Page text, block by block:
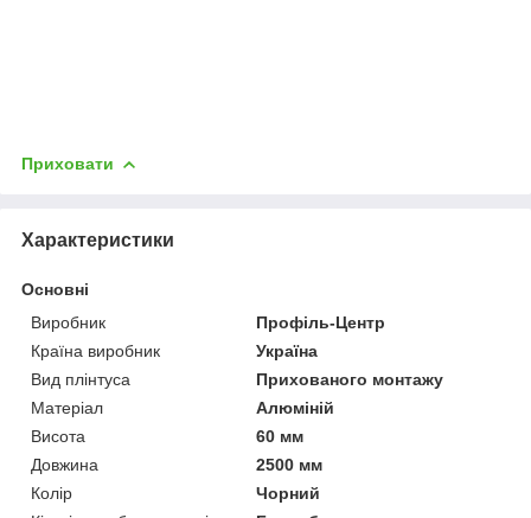
Приховати
Характеристики
Основні
Виробник
Профіль-Центр
Країна виробник
Україна
Вид плінтуса
Прихованого монтажу
Матеріал
Алюміній
Висота
60 мм
Довжина
2500 мм
Колір
Чорний